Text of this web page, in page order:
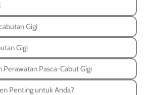
Gigi
Gigi
Perawatan Pasca-Cabut Gigi
Penting untuk Anda?